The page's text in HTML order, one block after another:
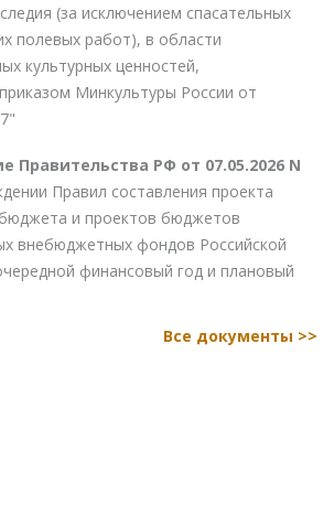
(за исключением спасательных
полевых работ), в области
культурных ценностей,
Минкультуры России от
Правительства РФ от 07.05.2026 N
Правил составления проекта
и проектов бюджетов
внебюджетных фондов Российской
финансовый год и плановый
Все документы >>